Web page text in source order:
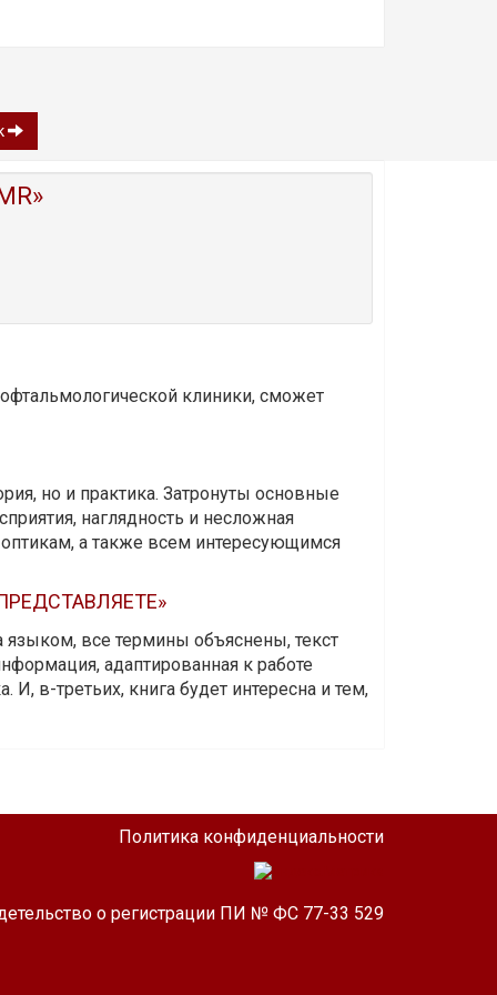
клиники, сможет
но и практика. Затронуты основные
наглядность и несложная
а также всем интересующимся
языком, все термины объяснены, текст
адаптированная к работе
в-третьих, книга будет интересна и тем,
Политика конфиденциальности
о регистрации ПИ № ФС 77-33 529